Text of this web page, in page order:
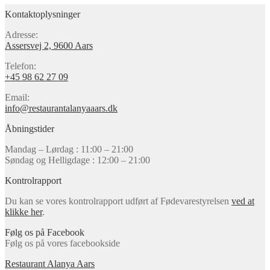
Kontaktoplysninger
Adresse:
Assersvej 2, 9600 Aars
Telefon:
+45 98 62 27 09
Email:
info@restaurantalanyaaars.dk
Åbningstider
Mandag – Lørdag : 11:00 – 21:00
Søndag og Helligdage : 12:00 – 21:00
Kontrolrapport
Du kan se vores kontrolrapport udført af Fødevarestyrelsen ved at
klikke her.
Følg os på Facebook
Følg os på vores facebookside
Restaurant Alanya Aars